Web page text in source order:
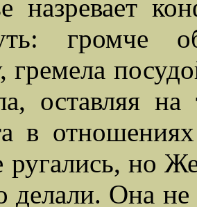
назревает
громче
гремела
оставляя
в
но
делали. Она